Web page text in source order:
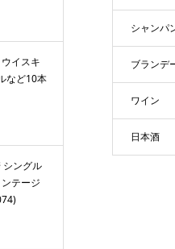
イスキ
など10本
シングル
テージ
シャンパ
ブランデ
ワイン
日本酒